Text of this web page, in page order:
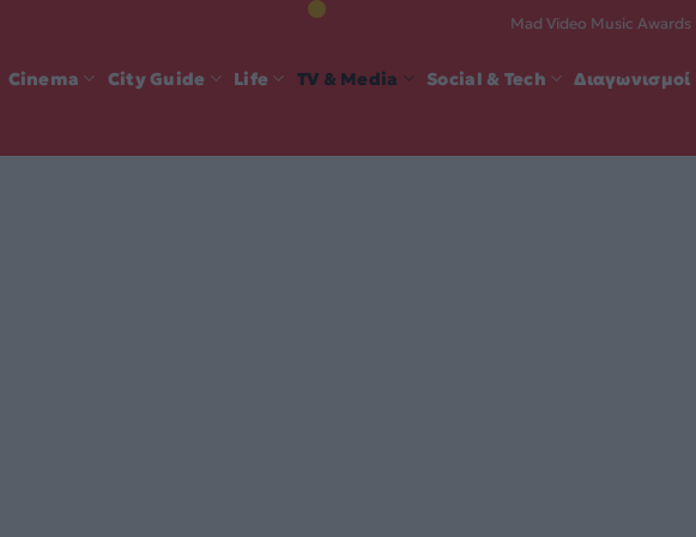
Mad Video Music Awards
Cinema City Guide Life TV & Media Social & Tech Διαγωνισμοί